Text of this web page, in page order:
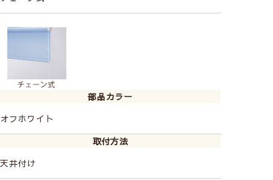
▲シエロンクリーム
す。
ロールスクリーンで広々とした空間にすることができま
す。
部品カラー
オフホワイト
取付方法
天井付け